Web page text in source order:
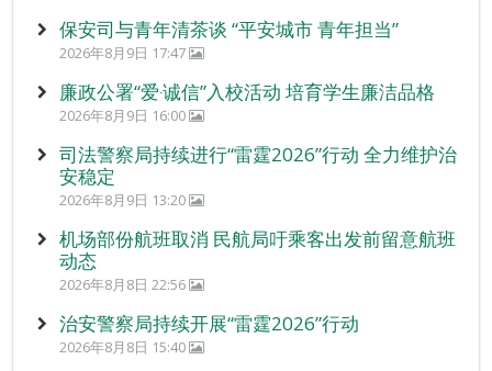
保安司与青年清茶谈 “平安城市 青年担当”
2026年8月9日 17:47
廉政公署“爱‧诚信”入校活动 培育学生廉洁品格
2026年8月9日 16:00
司法警察局持续进行“雷霆2026”行动 全力维护治
安稳定
2026年8月9日 13:20
机场部份航班取消 民航局吁乘客出发前留意航班
动态
2026年8月8日 22:56
治安警察局持续开展“雷霆2026”行动
2026年8月8日 15:40